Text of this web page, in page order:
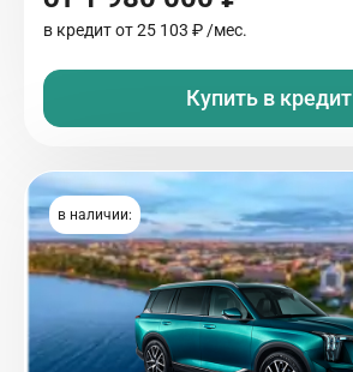
в кредит от25 103 ₽ /мес.
Купить в кредит
в наличии: